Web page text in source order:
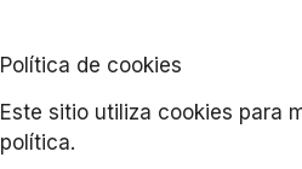
Política de cookies
Este sitio utiliza cookies para
política.